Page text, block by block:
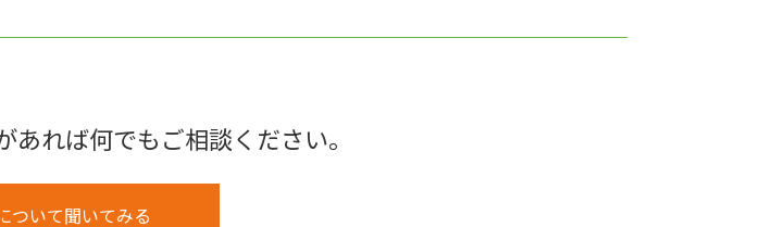
れば何でもご相談ください。
ついて聞いてみる